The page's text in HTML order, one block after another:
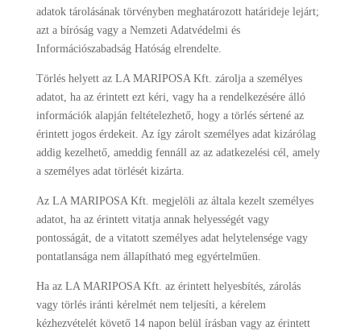
adatok tárolásának törvényben meghatározott határideje lejárt;
azt a bíróság vagy a Nemzeti Adatvédelmi és
Információszabadság Hatóság elrendelte.
Törlés helyett az LA MARIPOSA Kft. zárolja a személyes
adatot, ha az érintett ezt kéri, vagy ha a rendelkezésére álló
információk alapján feltételezhető, hogy a törlés sértené az
érintett jogos érdekeit. Az így zárolt személyes adat kizárólag
addig kezelhető, ameddig fennáll az az adatkezelési cél, amely
a személyes adat törlését kizárta.
Az LA MARIPOSA Kft. megjelöli az általa kezelt személyes
adatot, ha az érintett vitatja annak helyességét vagy
pontosságát, de a vitatott személyes adat helytelensége vagy
pontatlansága nem állapítható meg egyértelműen.
Ha az LA MARIPOSA Kft. az érintett helyesbítés, zárolás
vagy törlés iránti kérelmét nem teljesíti, a kérelem
kézhezvételét követő 14 napon belül írásban vagy az érintett